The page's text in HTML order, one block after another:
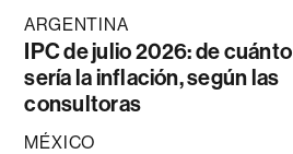
ARGENTINA
IPC de julio 2026: de cuánto
sería la inflación, según las
consultoras
MÉXICO